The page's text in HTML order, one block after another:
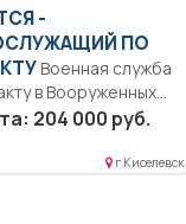
-
ПО
Военная служба
в Вооруженных
204 000 руб.
г Киселевск